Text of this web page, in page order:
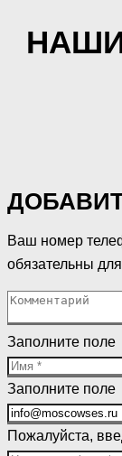
Ваш номер
обязательны
Заполните поле
Заполните поле
Пожалуйста,